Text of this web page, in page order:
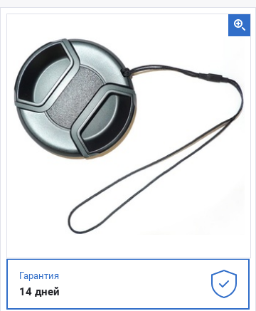
Гарантия
14 дней